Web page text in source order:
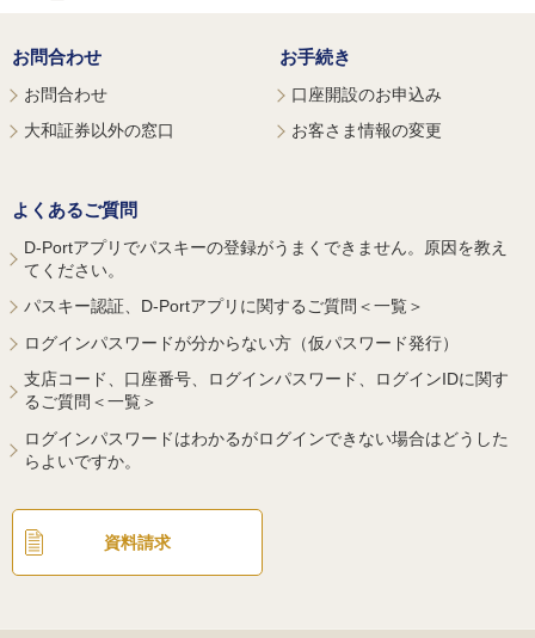
お問合わせ
お問合わせ
大和証券以外の窓口
お手続き
口座開設のお申込み
お客さま情報の変更
よくあるご質問
D-Portアプリでパスキーの登録がうまくできません。原因を教え
てください。
パスキー認証、D-Portアプリに関するご質問＜一覧＞
ログインパスワードが分からない方（仮パスワード発行）
支店コード、口座番号、ログインパスワード、ログインIDに関す
るご質問＜一覧＞
ログインパスワードはわかるがログインできない場合はどうした
らよいですか。
資料請求